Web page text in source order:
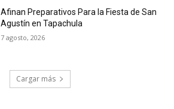
Afinan Preparativos Para la Fiesta de San
Agustín en Tapachula
7 agosto, 2026
Cargar más